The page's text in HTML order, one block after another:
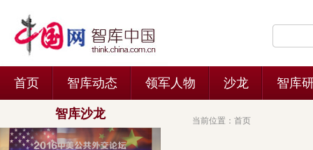
当前位置： 首页